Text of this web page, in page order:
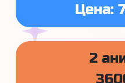
Цена:
2